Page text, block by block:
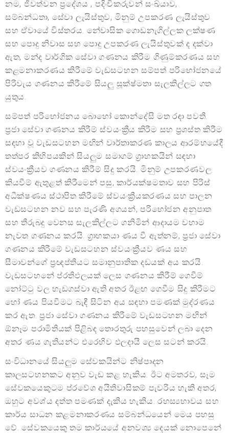
නම, ජීවත්වන ප්‍රදේශය , පදිංචිකරුවන් සංඛ්යාව,
සම්බන්ධතා, සේවා ලැයිස්තුව, මිනුම් උපකරණ ලැයිස්තුව
සහ ඒවායේ විස්තරය. නේවාසික ගොඩනැගිල්ලක ලක්ෂණ
සහ පොදු නිවාස සහ පොදු උපකරණ ලැයිස්තුවක් ද දක්වා
ඇත, මන්ද වාර්ගික සේවා ගණනය කිරීම ගිණුම්කරණය සහ
කළමනාකරණය කිරීමේ වැඩසටහන සම්පත් පරිභෝජනයේ
පිරිවැය ගණනය කිරීමේ සියලු සූක්ෂ්මතා සැලකිල්ලට ගත
යුතුය.
සම්පත් පරිභෝජනය බොහෝ කොන්දේසි මත රඳා පවතී.
ප්‍රජා සේවා ගණනය කිරීම් ස්වයංක්‍රීය කිරීම සහ ප්‍රශස්ත කිරීම
සඳහා වූ වැඩසටහන මඟින් වාර්තාකරණ කාලය ආරම්භයේදී
තත්පර කිහිපයකින් සියලුම සමාගම් ග්‍රාහකයින් සඳහා
ස්වයංක්‍රීයව ගණනය කිරීම් සිදු කරයි. මිනුම් උපකරණවල
කියවීම් ඇතුළත් කිරීමෙන් පසු, කාර්යක්ෂමතාව සහ පිරිස්
අධීක්ෂණය ස්ථාපිත කිරීමේ ස්වයංක්‍රීයකරණය සහ පාලන
වැඩසටහන නව සහ පැරණි අගයන්, පරිභෝජන අනුපාත
සහ තීරුබදු වෙනස සැලකිල්ලට ගනිමින් ආදායම වහාම
නැවත ගණනය කරයි. ග්‍රාහකයා ණය වී ඇත්නම්, ප්‍රජා සේවා
ගණනය කිරීමේ වැඩසටහන ස්වයංක්‍රීයව ණය සහ
සීමාවන්ගේ ප්‍රඥප්තියට සමානුපාතික දඩයක් අය කරයි.
වැඩසටහනේ ප්රතිඵලයක් ලෙස ගණනය කිරීම් ගෙවීම්
නෝට්ටු වල හැඩගස්වා ඇති අතර ඊළඟ ගෙවීම සිදු කිරීමට
හෝ ණය පියවීමට බැඳී සිටින අය සඳහා පමණක් මුද්රණය
කර ඇත. ප්‍රජා සේවා ගණනය කිරීමේ වැඩසටහන මඟින්
ඕනෑම පරාමිතියක් පිළිබඳ තොරතුරු පහසුවෙන් ලබා දෙන
අතර ණය ගැතියන්ට එරෙහිව ඵලදායී ලෙස සටන් කරයි.
සංවිධානයේ සියලුම සේවකයින්ට නිෂ්පාදන
කාලසටහනකට අනුව වැඩ කළ හැකිය. ඊට අමතරව, සෑම
සේවකයෙකුටම ප්රවේශ අයිතිවාසිකම් පැවරිය හැකි අතර,
ඔහුට අවශ්ය දත්ත පමණක් දැකිය හැකිය. රහස්‍යභාවය සහ
කාර්ය සාධන කළමනාකරණය සම්බන්ධයෙන් මෙය පහසු
වේ. සේවකයෙකු තම කාර්යයේ අනවශ්‍ය දෙයක් නොපෙනේ